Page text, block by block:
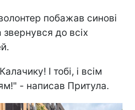
побажав синові
звернувся до всіх
І тобі, і всім
- написав Притула.